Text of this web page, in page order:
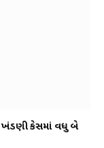
ખંડણી કેસમાં વધુ બે